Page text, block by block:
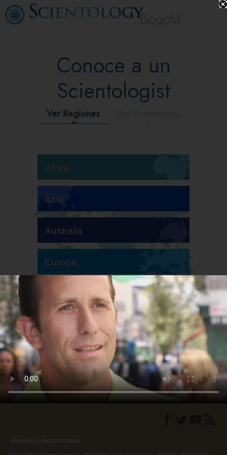
Bogotá
Conoce a un
Scientologist
Ver Regiones
África
Asia
Australia
Europa
Sudamérica
Norteamérica
Websites Internacionales